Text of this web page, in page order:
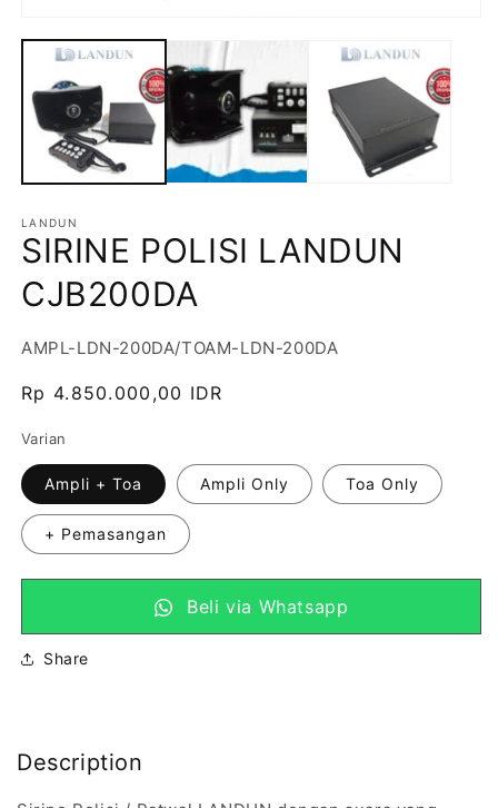
LANDUN
SIRINE POLISI LANDUN
CJB200DA
SKU:
AMPL-LDN-200DA/TOAM-LDN-200DA
Harga
Rp 4.850.000,00 IDR
Varian
Ampli + Toa Ampli Only Toa Only
+ Pemasangan
Beli via Whatsapp
Share
Description